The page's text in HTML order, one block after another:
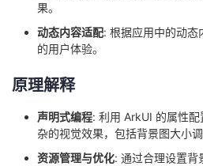
子
直
播
的
活
动
我
的
关
注
的
我
果。
动态内容适配: 根据应用中的动态
的用户体验。
原理解释
声明式编程: 利用 ArkUI 的属性
杂的视觉效果，包括背景图大小调
资源管理与优化: 通过合理设置背